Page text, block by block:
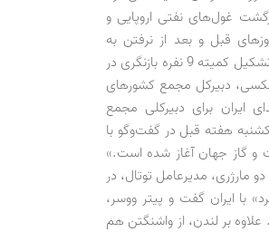
غول‌های نفتی اروپایی و
قبل و بعد از نرفتن به
نیویورک، از بازگشت حسین کاظم‌پور‌اردبیلی به نمایندگی ایران در اوپک تا تشکیل کمیته 9 نفره بازنگری در
دبیرکل مجمع کشورهای
ایران برای دبیرکلی مجمع
هفته قبل در گفت‌وگو با
و گاز جهان آغاز شده است.»
مدیرعامل توتال، در
با ایران گفت و پیتر ووسر،
بر لندن، از واشنگتن هم